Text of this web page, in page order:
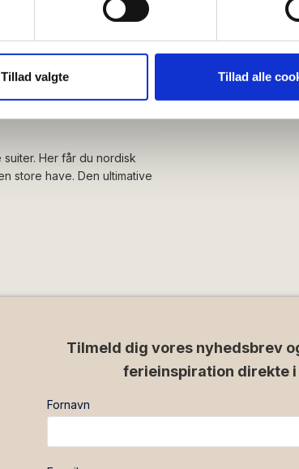
til at vise dig funktioner til sociale medier og til
hjemmeside med vores partnere inden for
Tillad valgte Tillad alle
(senest):
Her får du nordisk
store have. Den ultimative
Tilmeld dig vores nyhedsbrev
ferieinspiration direkte i
Fornavn